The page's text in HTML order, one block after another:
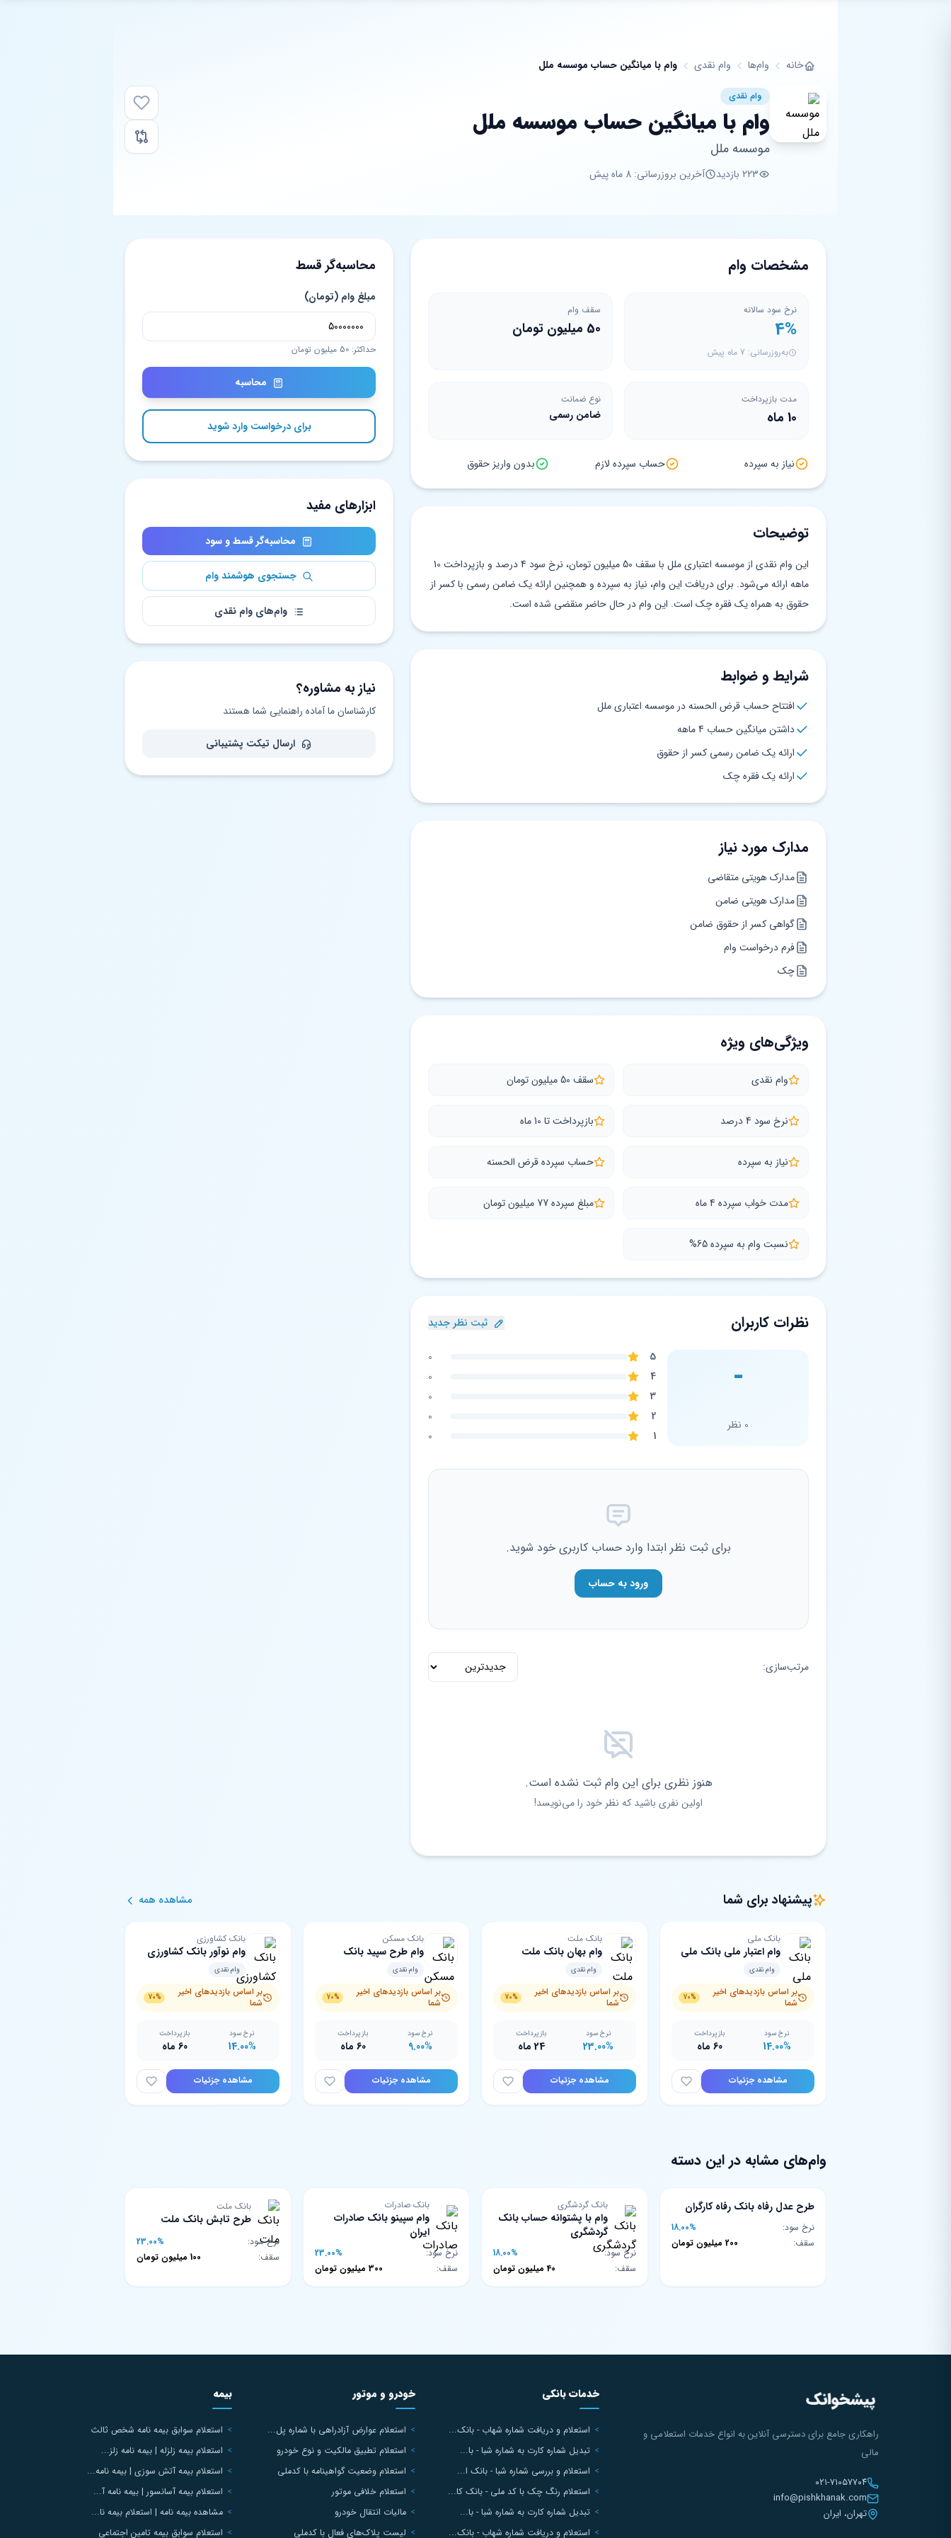
خانه وام‌ها وام نقدی وام با میانگین حساب موسسه ملل
وام نقدی
وام با میانگین حساب موسسه ملل
موسسه ملل
223 بازدید آخرین بروزرسانی: 8 ماه پیش
مشخصات وام
نرخ سود سالانه
4%
به‌روزرسانی: 7 ماه پیش
سقف وام
50 میلیون تومان
مدت بازپرداخت
10 ماه
نوع ضمانت
ضامن رسمی
نیاز به سپرده حساب سپرده لازم بدون واریز حقوق
توضیحات
این وام نقدی از موسسه اعتباری ملل با سقف 50 میلیون تومان، نرخ سود 4 درصد و بازپرداخت 10
ماهه ارائه می‌شود. برای دریافت این وام، نیاز به سپرده و همچنین ارائه یک ضامن رسمی با کسر از
حقوق به همراه یک فقره چک است. این وام در حال حاضر منقضی شده است.
شرایط و ضوابط
افتتاح حساب قرض الحسنه در موسسه اعتباری ملل
داشتن میانگین حساب 4 ماهه
ارائه یک ضامن رسمی کسر از حقوق
ارائه یک فقره چک
مدارک مورد نیاز
مدارک هویتی متقاضی
مدارک هویتی ضامن
گواهی کسر از حقوق ضامن
فرم درخواست وام
چک
ویژگی‌های ویژه
وام نقدی سقف 50 میلیون تومان
نرخ سود 4 درصد بازپرداخت تا 10 ماه
نیاز به سپرده حساب سپرده قرض الحسنه
مدت خواب سپرده 4 ماه مبلغ سپرده 77 میلیون تومان
نسبت وام به سپرده 65%
نظرات کاربران
-
0 نظر
5
0
4
0
3
0
2
0
1
0
برای ثبت نظر ابتدا وارد حساب کاربری خود شوید.
ورود به حساب
مرتب‌سازی:
هنوز نظری برای این وام ثبت نشده است.
اولین نفری باشید که نظر خود را می‌نویسد!
محاسبه‌گر قسط
مبلغ وام (تومان)
حداکثر: 50 میلیون تومان
برای درخواست وارد شوید
ابزارهای مفید
محاسبه‌گر قسط و سود
جستجوی هوشمند وام
وام‌های وام نقدی
نیاز به مشاوره؟
کارشناسان ما آماده راهنمایی شما هستند
ارسال تیکت پشتیبانی
پیشنهاد برای شما مشاهده همه
بانک ملی
وام اعتبار ملی بانک ملی
وام نقدی
بر اساس بازدیدهای اخیر
شما
70%
نرخ سود
14.00%
بازپرداخت
60 ماه
مشاهده جزئیات
بانک ملت
وام بهان بانک ملت
وام نقدی
بر اساس بازدیدهای اخیر
شما
70%
نرخ سود
23.00%
بازپرداخت
24 ماه
مشاهده جزئیات
بانک مسکن
وام طرح سپید بانک
مسکن
وام نقدی
بر اساس بازدیدهای اخیر
شما
70%
نرخ سود
9.00%
بازپرداخت
60 ماه
مشاهده جزئیات
بانک کشاورزی
وام نوآور بانک کشاورزی
وام نقدی
بر اساس بازدیدهای اخیر
شما
70%
نرخ سود
14.00%
بازپرداخت
60 ماه
مشاهده جزئیات
وام‌های مشابه در این دسته
طرح عدل رفاه بانک‌ رفاه کارگران
نرخ سود:
18.00%
سقف:
200 میلیون تومان
بانک گردشگری
وام با پشتوانه حساب بانک
گردشگری
نرخ سود:
18.00%
سقف:
40 میلیون تومان
بانک صادرات
وام سپینو بانک صادرات
ایران
نرخ سود:
23.00%
سقف:
300 میلیون تومان
بانک ملت
طرح تابش بانک ملت
نرخ سود:
23.00%
سقف:
100 میلیون تومان
راهکاری جامع برای دسترسی آنلاین به انواع خدمات استعلامی و
مالی
۰۲۱-۷۱۰۵۷۷۰۴
info@pishkhanak.com
تهران، ایران
خدمات بانکی
استعلام و دریافت شماره شهاب - بانک...
تبدیل شماره کارت به شماره شبا - با...
استعلام و بررسی شماره شبا - بانک ا...
استعلام رنگ چک با کد ملی - بانک کا...
تبدیل شماره کارت به شماره شبا - با...
استعلام و دریافت شماره شهاب - بانک...
خودرو و موتور
استعلام عوارض آزادراهی با شماره پل...
استعلام تطبیق مالکیت و نوع خودرو
استعلام وضعیت گواهینامه با کدملی
استعلام خلافی موتور
مالیات انتقال خودرو
لیست پلاک‌های فعال با کدملی
بیمه
استعلام سوابق بیمه نامه شخص ثالث
استعلام بیمه زلزله | بیمه نامه زلز...
استعلام بیمه آتش سوزی | بیمه نامه...
استعلام بیمه آسانسور | بیمه نامه آ...
مشاهده بیمه نامه | استعلام بیمه نا...
استعلام سوابق بیمه تامین اجتماعی